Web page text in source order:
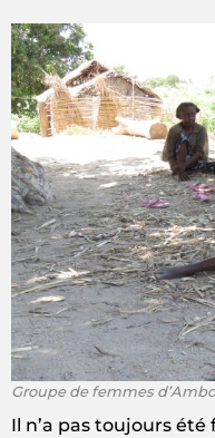
Groupe de femmes
Il n’a pas toujours